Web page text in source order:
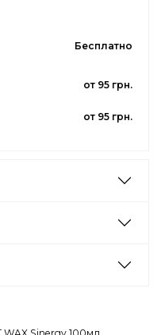
Бесплатно
от 95 грн.
от 95 грн.